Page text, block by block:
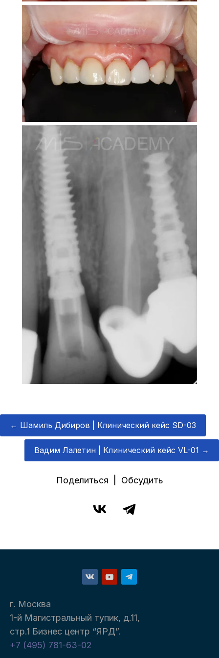
← Шамиль Дибиров | Клинический кейс SD-03
Вадим Лалетин | Клинический кейс VL-01 →
Поделиться | Обсудить
г. Москва
1-й Магистральный тупик, д.11,
стр.1 Бизнес центр “ЯРД”.
+7 (495) 781-63-02